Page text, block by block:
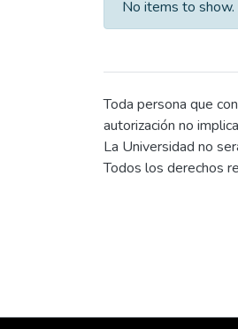
No items to show.
Toda persona que
autorización no
La Universidad no
Todos los derechos